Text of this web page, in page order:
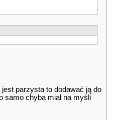
parzysta to dodawać ją do
samo chyba miał na myśli